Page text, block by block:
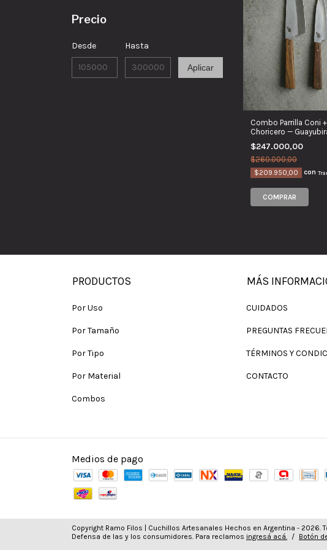
Precio
Desde Hasta
Aplicar
Combo Parrilla Coni +
Choricero —
$247.000,00
$260.000,00
$209.950,00 con
PRODUCTOS
Por Uso
Por Tamaño
Por Tipo
Por Material
Combos
MÁS
CUIDADOS
PREGUNTAS
TÉRMINOS Y
CONTACTO
Medios de pago
Copyright Ramo Filos | Cuchillos Artesanales Hechos en Argentina - 2026.
Defensa de las y los consumidores. Para reclamos ingresá acá. / Botón